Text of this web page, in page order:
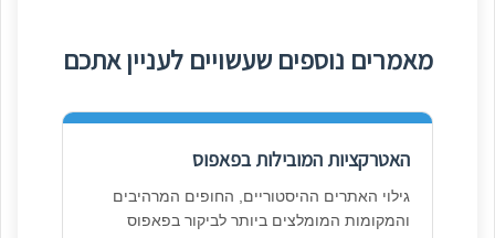
מאמרים נוספים שעשויים לעניין אתכם
האטרקציות המובילות בפאפוס
גילוי האתרים ההיסטוריים, החופים המרהיבים
והמקומות המומלצים ביותר לביקור בפאפוס